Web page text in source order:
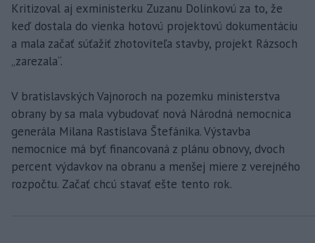
Kritizoval aj exministerku Zuzanu Dolinkovú za to, že
keď dostala do vienka hotovú projektovú dokumentáciu
a mala začať súťažiť zhotoviteľa stavby, projekt Rázsoch
„zarezala“.
V bratislavských Vajnoroch na pozemku ministerstva
obrany by sa mala vybudovať nová Národná nemocnica
generála Milana Rastislava Štefánika. Výstavba
nemocnice má byť financovaná z plánu obnovy, dvoch
percent výdavkov na obranu a menšej miere z verejného
rozpočtu. Začať chcú stavať ešte tento rok.